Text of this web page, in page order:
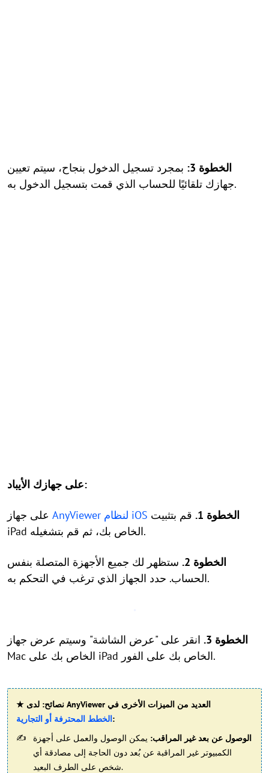
الخطوة 3:
بمجرد تسجيل الدخول بنجاح، سيتم تعيين
جهازك تلقائيًا للحساب الذي قمت بتسجيل الدخول به.
على جهازك الأيباد:
الخطوة 1. قم بتثبيت AnyViewer لنظام iOS
على جهاز
iPad الخاص بك، ثم قم بتشغيله.
الخطوة 2.
ستظهر لك جميع الأجهزة المتصلة بنفس
الحساب. حدد الجهاز الذي ترغب في التحكم به.
الخطوة 3.
انقر على "عرض الشاشة" وسيتم عرض جهاز
Mac الخاص بك على iPad الخاص بك على الفور.
★ نصائح: لدى AnyViewer العديد من الميزات الأخرى في
الخطط المحترفة أو التجارية:
الوصول عن بعد غير المراقب: يمكن الوصول والعمل على أجهزة
الكمبيوتر غير المراقبة عن بُعد دون الحاجة إلى مصادقة أي
شخص على الطرف البعيد.